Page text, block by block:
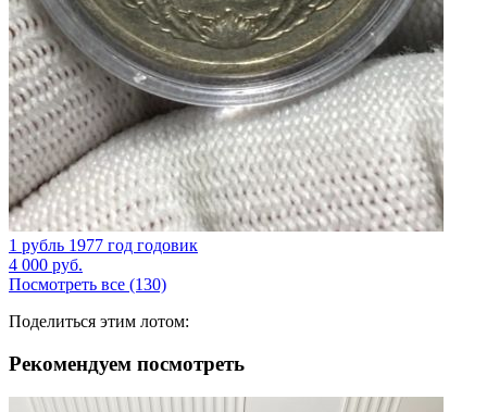
1 рубль 1977 год годовик
4 000 руб.
Посмотреть все (130)
Поделиться этим лотом:
Рекомендуем посмотреть